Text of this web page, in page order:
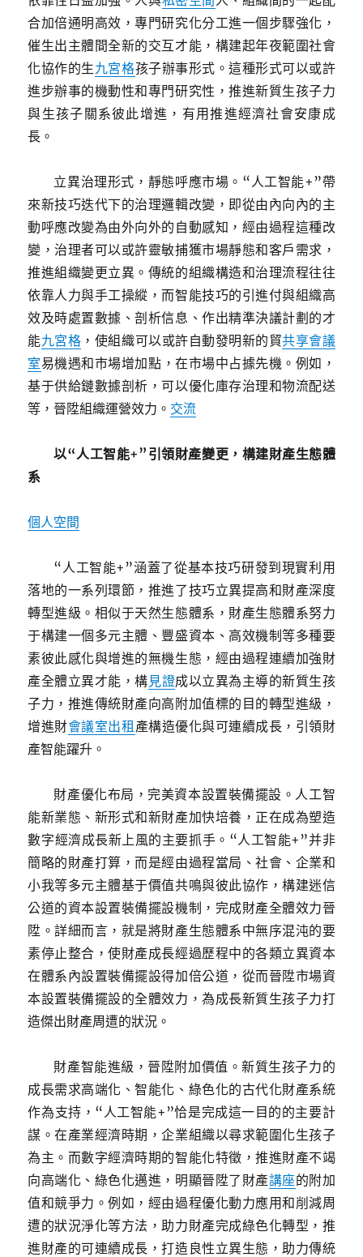
合加倍通明高效，專門研究化分工進一個步驟強化，
催生出主體間全新的交互才能，構建起年夜範圍社會
化協作的生九宮格孩子辦事形式。這種形式可以或許
進步辦事的機動性和專門研究性，推進新質生孩子力
與生孩子關系彼此增進，有用推進經濟社會安康成
長。
立異治理形式，靜態呼應市場。“人工智能+”帶
來新技巧迭代下的治理邏輯改變，即從由內向內的主
動呼應改變為由外向外的自動感知，經由過程這種改
變，治理者可以或許靈敏捕獲市場靜態和客戶需求，
推進組織變更立異。傳統的組織構造和治理流程往往
依靠人力與手工操縱，而智能技巧的引進付與組織高
效及時處置數據、剖析信息、作出精準決議計劃的才
能九宮格 ，使組織可以或許自動發明新的貿共享會議
室易機遇和市場增加點，在市場中占據先機。例如，
基于供給鏈數據剖析，可以優化庫存治理和物流配送
等，晉陞組織運營效力。 交流
以“人工智能+”引領財產變更，構建財產生態體
系
個人空間
“人工智能+”涵蓋了從基本技巧研發到現實利用
落地的一系列環節，推進了技巧立異提高和財產深度
轉型進級。相似于天然生態體系，財產生態體系努力
于構建一個多元主體、豐盛資本、高效機制等多種要
素彼此感化與增進的無機生態，經由過程連續加強財
產全體立異才能，構 見證成以立異為主導的新質生孩
子力，推進傳統財產向高附加值標的目的轉型進級，
增進財會議室出租 產構造優化與可連續成長，引領財
產智能躍升。
財產優化布局，完美資本設置裝備擺設。人工智
能新業態、新形式和新財產加快培養，正在成為塑造
數字經濟成長新上風的主要抓手。“人工智能+”并非
簡略的財產打算，而是經由過程當局、社會、企業和
小我等多元主體基于價值共鳴與彼此協作，構建迷信
公道的資本設置裝備擺設機制，完成財產全體效力晉
陞。詳細而言，就是將財產生態體系中無序混沌的要
素停止整合，使財產成長經過歷程中的各類立異資本
在體系內設置裝備擺設得加倍公道，從而晉陞市場資
本設置裝備擺設的全體效力，為成長新質生孩子力打
造傑出財產周遭的狀況。
財產智能進級，晉陞附加價值。新質生孩子力的
成長需求高端化、智能化、綠色化的古代化財產系統
作為支持，“人工智能+”恰是完成這一目的的主要計
謀。在產業經濟時期，企業組織以尋求範圍化生孩子
為主。而數字經濟時期的智能化特徵，推進財產不竭
向高端化、綠色化邁進，明顯晉陞了財產講座的附加
值和競爭力。例如，經由過程優化動力應用和削減周
遭的狀況淨化等方法，助力財產完成綠色化轉型，推
進財產的可連續成長，打造良性立異生態，助力傳統